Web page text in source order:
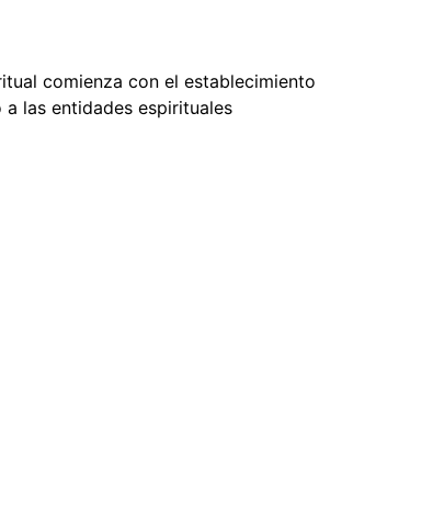
comienza con el establecimiento
las entidades espirituales